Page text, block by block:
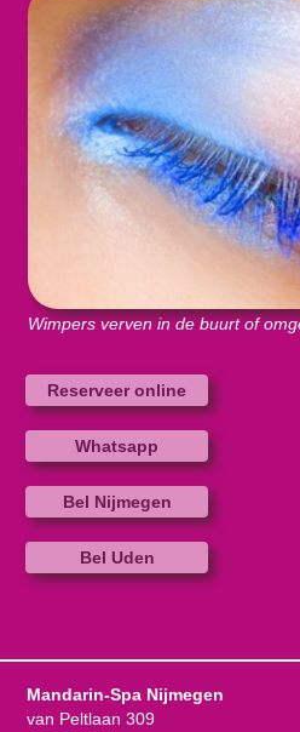
Wimpers verven in de buurt of
Reserveer online
Whatsapp
Bel Nijmegen
Bel Uden
Mandarin-Spa Nijmegen
van Peltlaan 309